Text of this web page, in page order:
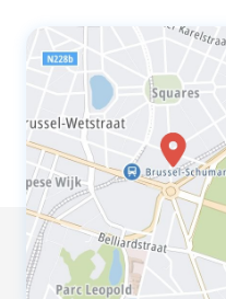
de ‘onderdruk’.